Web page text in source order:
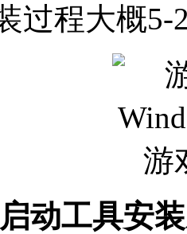
过程大概5-
动工具安